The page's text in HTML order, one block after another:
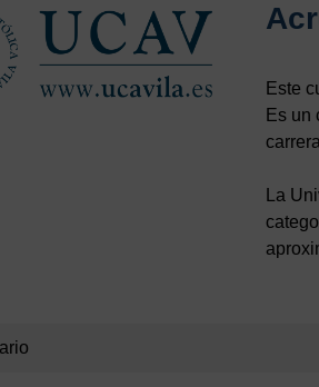
Este
Es un
La